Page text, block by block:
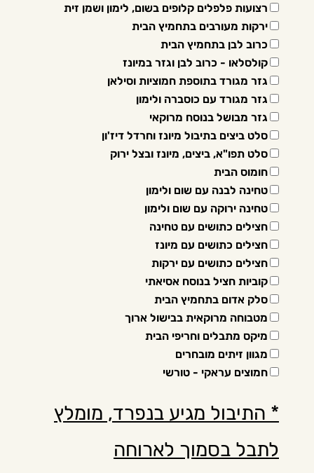
רצועות פלפלים קלופים בשום, לימון ושמן זית
ירקות מעורבים בתחמיץ הבית
כרוב לבן בתחמיץ הבית
קולסלאו - כרוב לבן וגזר במיונז
גזר מגורד בתוספת חמוציות וסילאן
גזר מגורד עם כוסברה ולימון
גזר מבושל בנוסח מרוקאי
סלט ביצים בתיבול מיונז וחרדל דיז'ון
סלט תפו"א, ביצים, מיונז ובצל ירוק
חומוס הבית
טחינה לבנה עם שום ולימון
טחינה ירוקה עם שום ולימון
חצילים כתושים עם טחינה
חצילים כתושים עם מיונז
חצילים כתושים עם ירקות
קוביות חציל בנוסח אסיאתי
סלק אדום בתחמיץ הבית
מטבוחה מרוקאית בבישול ארוך
מיקס מתבלים וחריפי הבית
מגוון זיתים מובחרים
חמוצים עראקי - טורשי
* התיבול מגיע בנפרד, מומלץ
לתבל בסמוך לארוחה